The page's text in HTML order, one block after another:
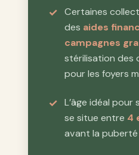
Certaines
des aides
campagnes
stérilisation des
pour les foyers
L’âge idéal
se situe entre 4
avant la puberté